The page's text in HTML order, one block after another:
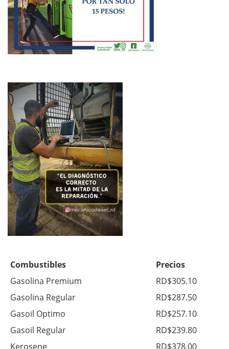
Combustibles
Precios
Gasolina Premium
RD$305.10
Gasolina Regular
RD$287.50
Gasoil Optimo
RD$257.10
Gasoil Regular
RD$239.80
Kerosene
RD$378.00